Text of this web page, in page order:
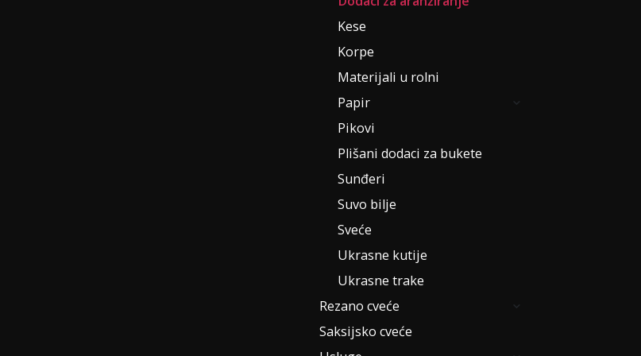
Kese
Korpe
Materijali u rolni
Papir
Pikovi
Plišani dodaci za bukete
Sunđeri
Suvo bilje
Sveće
Ukrasne kutije
Ukrasne trake
Rezano cveće
Saksijsko cveće